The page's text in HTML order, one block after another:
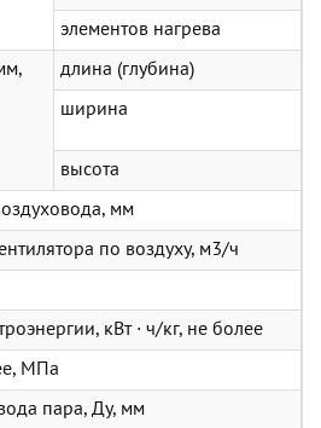
элементов нагрева
длина (глубина)
ширина
высота
мм
по воздуху, м3/ч
кВт · ч/кг, не более
МПа
пара, Ду, мм